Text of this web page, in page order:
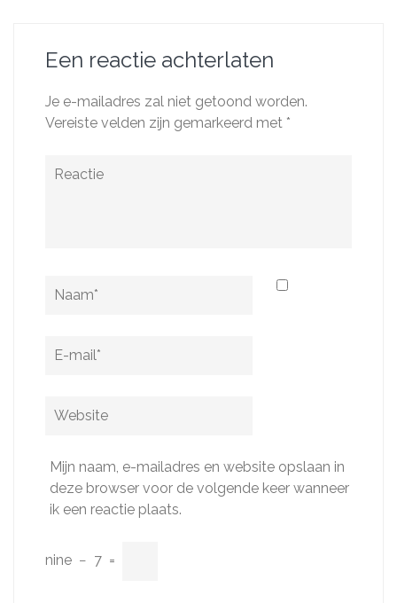
Een reactie achterlaten
Je e-mailadres zal niet getoond worden.
Vereiste velden zijn gemarkeerd met *
Reactie
Naam
E-
Website
Mijn naam, e-mailadres en website opslaan in
deze browser voor de volgende keer wanneer
ik een reactie plaats.
nine − 7 =